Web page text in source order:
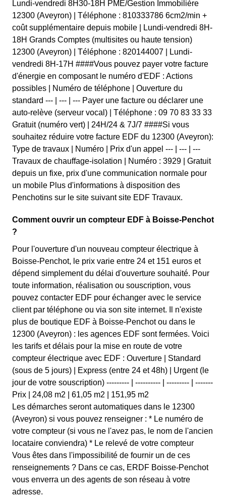
Lundi-vendredi 8H30-18H PME/Gestion Immobilière
12300 (Aveyron) | Téléphone : 810333786 6cm2/min +
coût supplémentaire depuis mobile | Lundi-vendredi 8H-
18H Grands Comptes (multisites ou haute tension)
12300 (Aveyron) | Téléphone : 820144007 | Lundi-
vendredi 8H-17H ####Vous pouvez payer votre facture
d'énergie en composant le numéro d'EDF : Actions
possibles | Numéro de téléphone | Ouverture du
standard --- | --- | --- Payer une facture ou déclarer une
auto-relève (serveur vocal) | Téléphone : 09 70 83 33 33
Gratuit (numéro vert) | 24H/24 & 7J/7 ####Si vous
souhaitez réduire votre facture EDF du 12300 (Aveyron):
Type de travaux | Numéro | Prix d'un appel --- | --- | ---
Travaux de chauffage-isolation | Numéro : 3929 | Gratuit
depuis un fixe, prix d'une communication normale pour
un mobile Plus d'informations à disposition des
Penchotins sur le site suivant site EDF Travaux.
Comment ouvrir un compteur EDF à Boisse-Penchot
?
Pour l'ouverture d'un nouveau compteur électrique à
Boisse-Penchot, le prix varie entre 24 et 151 euros et
dépend simplement du délai d'ouverture souhaité. Pour
toute information, réalisation ou souscription, vous
pouvez contacter EDF pour échanger avec le service
client par téléphone ou via son site internet. Il n'existe
plus de boutique EDF à Boisse-Penchot ou dans le
12300 (Aveyron) : les agences EDF sont fermées. Voici
les tarifs et délais pour la mise en route de votre
compteur électrique avec EDF : Ouverture | Standard
(sous de 5 jours) | Express (entre 24 et 48h) | Urgent (le
jour de votre souscription) --------- | ---------- | --------- | -------
Prix | 24,08 m2 | 61,05 m2 | 151,95 m2
Les démarches seront automatiques dans le 12300
(Aveyron) si vous pouvez renseigner : * Le numéro de
votre compteur (si vous ne l'avez pas, le nom de l'ancien
locataire conviendra) * Le relevé de votre compteur
Vous êtes dans l'impossibilité de fournir un de ces
renseignements ? Dans ce cas, ERDF Boisse-Penchot
vous enverra un des agents de son réseau à votre
adresse.